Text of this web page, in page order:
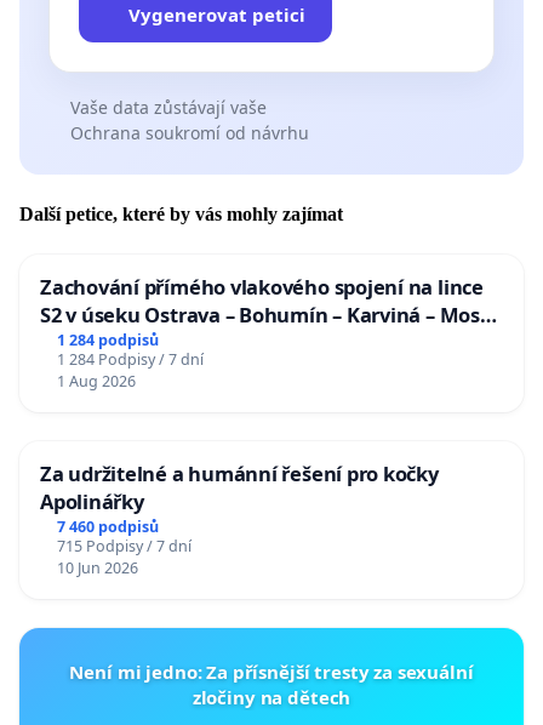
Vygenerovat petici
Vaše data zůstávají vaše
Ochrana soukromí od návrhu
Další petice, které by vás mohly zajímat
Zachování přímého vlakového spojení na lince
S2 v úseku Ostrava – Bohumín – Karviná – Mosty
u Jablunkova
1 284 podpisů
1 284 Podpisy / 7 dní
1 Aug 2026
Za udržitelné a humánní řešení pro kočky
Apolinářky
7 460 podpisů
715 Podpisy / 7 dní
10 Jun 2026
Není mi jedno: Za přísnější tresty za sexuální
zločiny na dětech